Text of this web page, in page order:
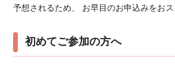
予想されるため、 お早目のお申込みをお
初めてご参加の方へ